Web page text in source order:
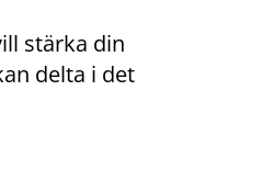
stärka din
delta i det